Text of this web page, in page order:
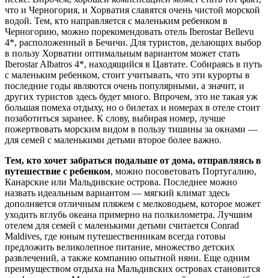
что и Черногория, и Хорватия славятся очень чистой морской
водой. Тем, кто направляется с маленьким ребенком в
Черногорию, можно порекомендовать отель Iberostar Bellevu
4*, расположенный в Бечичи. Для туристов, делающих выбор
в пользу Хорватии оптимальным вариантом может стать
Iberostar Albatros 4*, находящийся в Цавтате. Собираясь в путь
с маленьким ребенком, стоит учитывать, что эти курорты в
последние годы являются очень популярными, а значит, и
других туристов здесь будет много. Впрочем, это не такая уж
большая помеха отдыху, но о билетах и номерах в отеле стоит
позаботиться заранее. К слову, выбирая номер, лучше
пожертвовать морским видом в пользу тишины за окнами —
для семей с маленькими детьми второе более важно.
Тем, кто хочет забраться подальше от дома, отправляясь в
путешествие с ребенком, можно посоветовать Португалию,
Канарские или Мальдивские острова. Последнее можно
назвать идеальным вариантом — мягкий климат здесь
дополняется отличным пляжем с мелководьем, которое может
уходить вглубь океана примерно на полкилометра. Лучшим
отелем для семей с маленькими детьми считается Conrad
Maldives, где юным путешественникам всегда готовы
предложить великолепное питание, множество детских
развлечений, а также компанию опытной няни. Еще одним
преимуществом отдыха на Мальдивских островах становится